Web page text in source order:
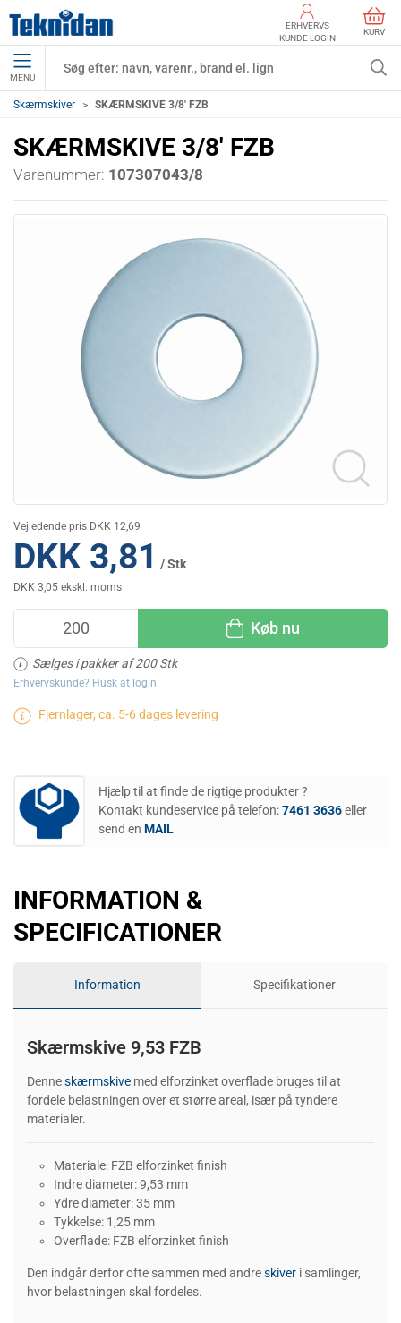
ERHVERVS
KUNDE LOGIN
KURV
MENU
Skærmskiver SKÆRMSKIVE 3/8' FZB
SKÆRMSKIVE 3/8' FZB
Varenummer: 107307043/8
Vejledende pris DKK 12,69
DKK 3,81 / Stk
DKK 3,05 ekskl. moms
Køb nu
Sælges i pakker af 200 Stk
Erhvervskunde? Husk at login!
Fjernlager, ca. 5-6 dages levering
Hjælp til at finde de rigtige produkter ?
Kontakt kundeservice på telefon:7461 3636eller
send en MAIL
INFORMATION &
SPECIFICATIONER
Information Specifikationer
Skærmskive 9,53 FZB
Denneskærmskive med elforzinket overflade bruges til at
fordele belastningen over et større areal, især på tyndere
materialer.
Materiale: FZB elforzinket finish
Indre diameter: 9,53 mm
Ydre diameter: 35 mm
Tykkelse: 1,25 mm
Overflade: FZB elforzinket finish
Den indgår derfor ofte sammen med andreskiver i samlinger,
hvor belastningen skal fordeles.